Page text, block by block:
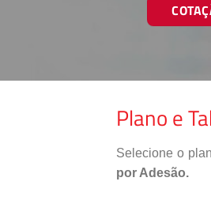
Plano e
Selecione o
por Adesão.